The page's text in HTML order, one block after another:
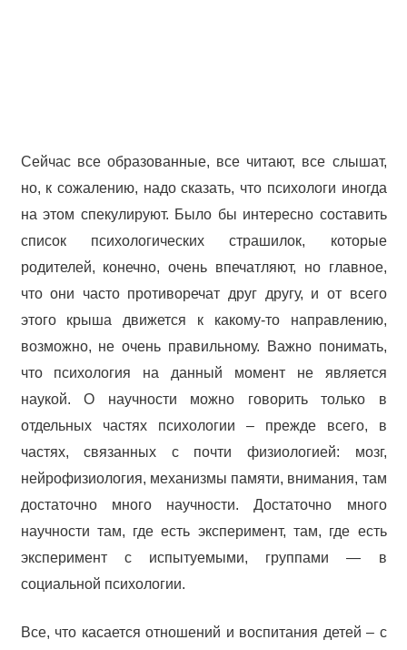
Сейчас все образованные, все читают, все слышат,
но, к сожалению, надо сказать, что психологи иногда
на этом спекулируют. Было бы интересно составить
список психологических страшилок, которые
родителей, конечно, очень впечатляют, но главное,
что они часто противоречат друг другу, и от всего
этого крыша движется к какому-то направлению,
возможно, не очень правильному. Важно понимать,
что психология на данный момент не является
наукой. О научности можно говорить только в
отдельных частях психологии – прежде всего, в
частях, связанных с почти физиологией: мозг,
нейрофизиология, механизмы памяти, внимания, там
достаточно много научности. Достаточно много
научности там, где есть эксперимент, там, где есть
эксперимент с испытуемыми, группами — в
социальной психологии.
Все, что касается отношений и воспитания детей – с